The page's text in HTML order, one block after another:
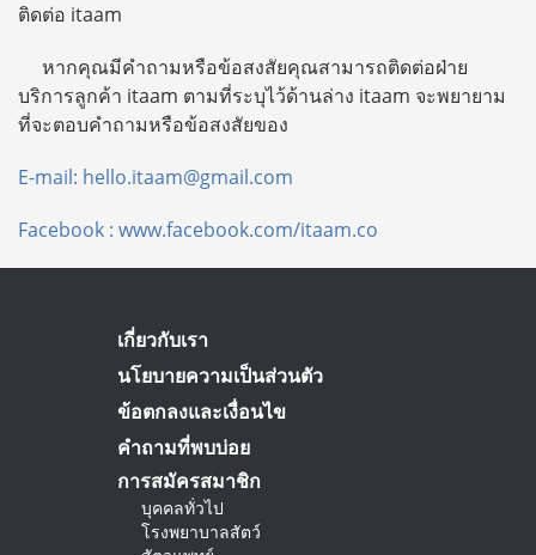
ติดต่อ itaam
หากคุณมีคำถามหรือข้อสงสัยคุณสามารถติดต่อฝ่าย
บริการลูกค้า itaam ตามที่ระบุไว้ด้านล่าง itaam จะพยายาม
ที่จะตอบคำถามหรือข้อสงสัยของ
E-mail: hello.itaam@gmail.com
Facebook : www.facebook.com/itaam.co
เกี่ยวกับเรา
นโยบายความเป็นส่วนตัว
ข้อตกลงและเงื่อนไข
คำถามที่พบบ่อย
การสมัครสมาชิก
บุคคลทั่วไป
โรงพยาบาลสัตว์